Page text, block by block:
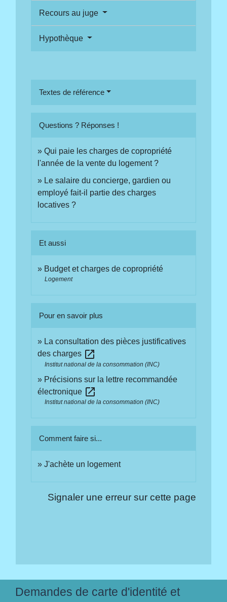
Recours au juge
Hypothèque
Textes de référence
Questions ? Réponses !
Qui paie les charges de copropriété
l'année de la vente du logement ?
Le salaire du concierge, gardien ou
employé fait-il partie des charges
locatives ?
Et aussi
Budget et charges de copropriété
Logement
Pour en savoir plus
La consultation des pièces justificatives
des charges open_in_new
Institut national de la consommation (INC)
Précisions sur la lettre recommandée
électronique open_in_new
Institut national de la consommation (INC)
Comment faire si...
J'achète un logement
Signaler une erreur sur cette page
Demandes de carte d'identité et